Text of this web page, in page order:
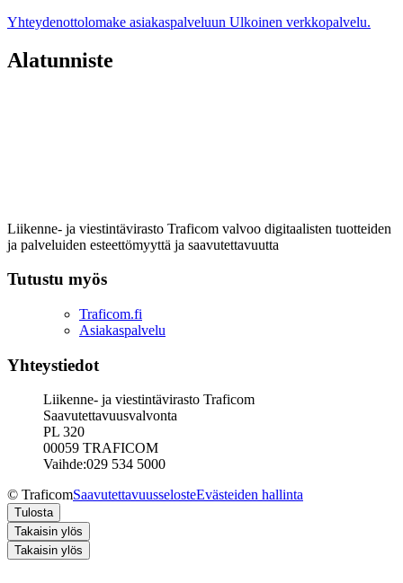
Yhteydenottolomake asiakaspalveluun Ulkoinen verkkopalvelu.
Alatunniste
Liikenne- ja viestintävirasto Traficom valvoo digitaalisten tuotteiden
ja palveluiden esteettömyyttä ja saavutettavuutta
Tutustu myös
Traficom.fi
Asiakaspalvelu
Yhteystiedot
Liikenne- ja viestintävirasto Traficom
Saavutettavuusvalvonta
PL 320
00059 TRAFICOM
Vaihde:029 534 5000
© TraficomSaavutettavuusselosteEvästeiden hallinta
Tulosta
Takaisin ylös
Takaisin ylös